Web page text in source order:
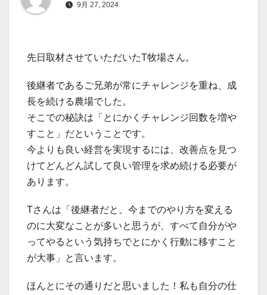
9月 27, 2024
先日取材させていただいたT牧場さん。
後継者であるご兄弟が常にチャレンジを重ね、成
長を続ける農場でした。
そこでの秘訣は「とにかくチャレンジ回数を増や
すこと」だということです。
今よりも良い経営を実現するには、改善点を見つ
けてどんどん試して良い管理を求め続ける必要が
あります。
Tさんは「後継者だと、今までのやり方を変える
のに大変なことが多いと思うが、すべて自分がや
ってやるという気持ちでとにかく行動に移すこと
が大事」と言います。
ほんとにその通りだと思いました！私も自分の仕